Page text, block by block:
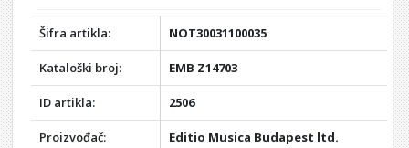
Šifra artikla: NOT30031100035
Kataloški broj: EMB Z14703
ID artikla: 2506
Proizvođač: Editio Musica Budapest ltd.